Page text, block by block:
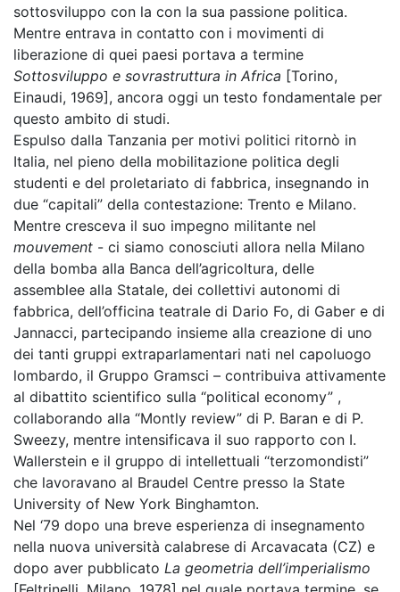
sottosviluppo con la con la sua passione politica.
Mentre entrava in contatto con i movimenti di
liberazione di quei paesi portava a termine
Sottosviluppo e sovrastruttura in Africa [Torino,
Einaudi, 1969], ancora oggi un testo fondamentale per
questo ambito di studi.
Espulso dalla Tanzania per motivi politici ritornò in
Italia, nel pieno della mobilitazione politica degli
studenti e del proletariato di fabbrica, insegnando in
due “capitali” della contestazione: Trento e Milano.
Mentre cresceva il suo impegno militante nel
mouvement - ci siamo conosciuti allora nella Milano
della bomba alla Banca dell’agricoltura, delle
assemblee alla Statale, dei collettivi autonomi di
fabbrica, dell’officina teatrale di Dario Fo, di Gaber e di
Jannacci, partecipando insieme alla creazione di uno
dei tanti gruppi extraparlamentari nati nel capoluogo
lombardo, il Gruppo Gramsci – contribuiva attivamente
al dibattito scientifico sulla “political economy” ,
collaborando alla “Montly review” di P. Baran e di P.
Sweezy, mentre intensificava il suo rapporto con I.
Wallerstein e il gruppo di intellettuali “terzomondisti”
che lavoravano al Braudel Centre presso la State
University of New York Binghamton.
Nel ‘79 dopo una breve esperienza di insegnamento
nella nuova università calabrese di Arcavacata (CZ) e
dopo aver pubblicato La geometria dell’imperialismo